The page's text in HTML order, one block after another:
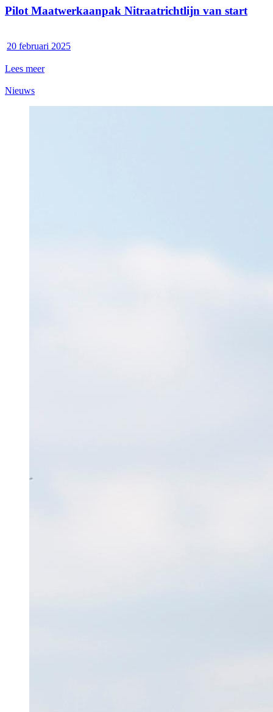
Pilot Maatwerkaanpak Nitraatrichtlijn van start
20 februari 2025
Lees meer
Nieuws